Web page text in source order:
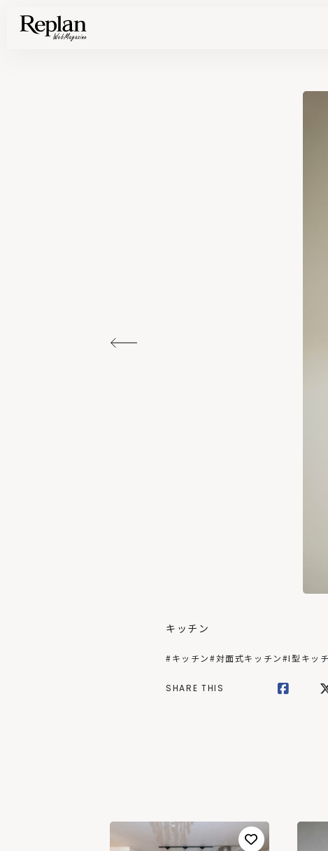
キッチン
#キッチン#対面式キッチン#I型キッ
SHARE THIS